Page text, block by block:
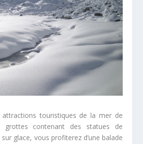
attractions touristiques de la mer de
grottes contenant des statues de
glace, vous profiterez d’une balade